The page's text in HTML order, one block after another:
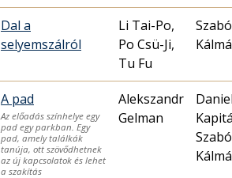
Dal a
selyemszálról
Li Tai-Po,
Po Csü-Ji,
Tu Fu
Szabó
A pad
Az előadás színhelye egy
pad egy parkban. Egy
pad, amely találkák
tanúja, ott szövődhetnek
az új kapcsolatok és lehet
a szakítás
Alekszandr
Gelman
Szabó